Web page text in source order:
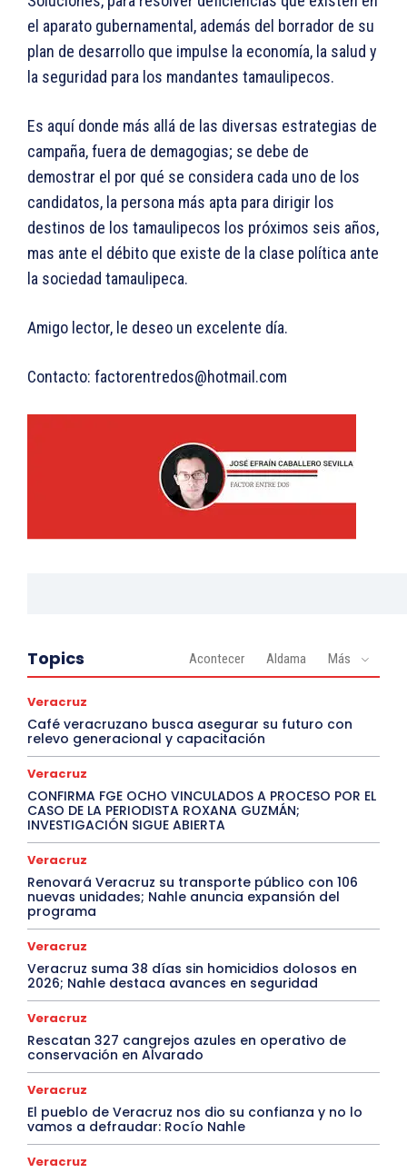
el aparato gubernamental, además del borrador de su
plan de desarrollo que impulse la economía, la salud y
la seguridad para los mandantes tamaulipecos.
Es aquí donde más allá de las diversas estrategias de
campaña, fuera de demagogias; se debe de
demostrar el por qué se considera cada uno de los
candidatos, la persona más apta para dirigir los
destinos de los tamaulipecos los próximos seis años,
mas ante el débito que existe de la clase política ante
la sociedad tamaulipeca.
Amigo lector, le deseo un excelente día.
Contacto: factorentredos@hotmail.com
Topics Acontecer Aldama Más
Veracruz
Café veracruzano busca asegurar su futuro con
relevo generacional y capacitación
Veracruz
CONFIRMA FGE OCHO VINCULADOS A PROCESO POR EL
CASO DE LA PERIODISTA ROXANA GUZMÁN;
INVESTIGACIÓN SIGUE ABIERTA
Veracruz
Renovará Veracruz su transporte público con 106
nuevas unidades; Nahle anuncia expansión del
programa
Veracruz
Veracruz suma 38 días sin homicidios dolosos en
2026; Nahle destaca avances en seguridad
Veracruz
Rescatan 327 cangrejos azules en operativo de
conservación en Alvarado
Veracruz
El pueblo de Veracruz nos dio su confianza y no lo
vamos a defraudar: Rocío Nahle
Veracruz